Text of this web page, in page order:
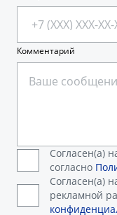
Комментарий
Согласен(а)
согласно
Согласен(а)
рекламной